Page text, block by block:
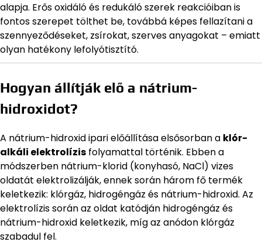
alapja. Erős oxidáló és redukáló szerek reakcióiban is
fontos szerepet tölthet be, továbbá képes fellazítani a
szennyeződéseket, zsírokat, szerves anyagokat – emiatt
olyan hatékony lefolyótisztító.
Hogyan állítják elő a nátrium-
hidroxidot?
A nátrium-hidroxid ipari előállítása elsősorban a klór-
alkáli elektrolízis folyamattal történik. Ebben a
módszerben nátrium-klorid (konyhasó, NaCl) vizes
oldatát elektrolizálják, ennek során három fő termék
keletkezik: klórgáz, hidrogéngáz és nátrium-hidroxid. Az
elektrolízis során az oldat katódján hidrogéngáz és
nátrium-hidroxid keletkezik, míg az anódon klórgáz
szabadul fel.